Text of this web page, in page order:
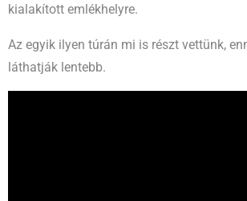
kialakított emlékhelyre.
Az egyik ilyen túrán mi is részt vettünk,
láthatják lentebb.